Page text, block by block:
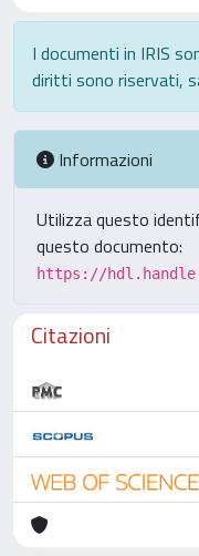
I documenti in IRIS
diritti sono riservati,
Informazioni
Utilizza questo
questo documento:
https://
Citazioni